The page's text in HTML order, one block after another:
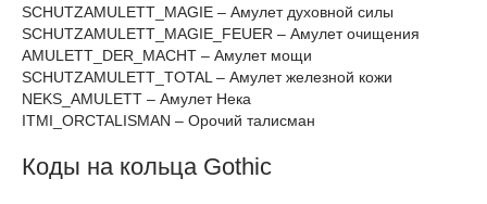
SCHUTZAMULETT_MAGIE – Амулет духовной силы
SCHUTZAMULETT_MAGIE_FEUER – Амулет очищения
AMULETT_DER_MACHT – Амулет мощи
SCHUTZAMULETT_TOTAL – Амулет железной кожи
NEKS_AMULETT – Амулет Нека
ITMI_ORCTALISMAN – Орочий талисман
Коды на кольца Gothic